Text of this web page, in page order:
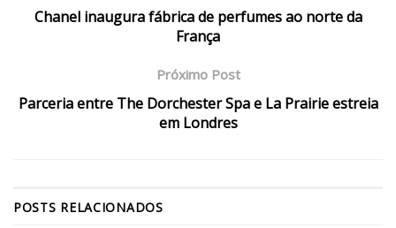
Chanel inaugura fábrica de perfumes ao norte da
França
Próximo Post
Parceria entre The Dorchester Spa e La Prairie estreia
em Londres
POSTS RELACIONADOS